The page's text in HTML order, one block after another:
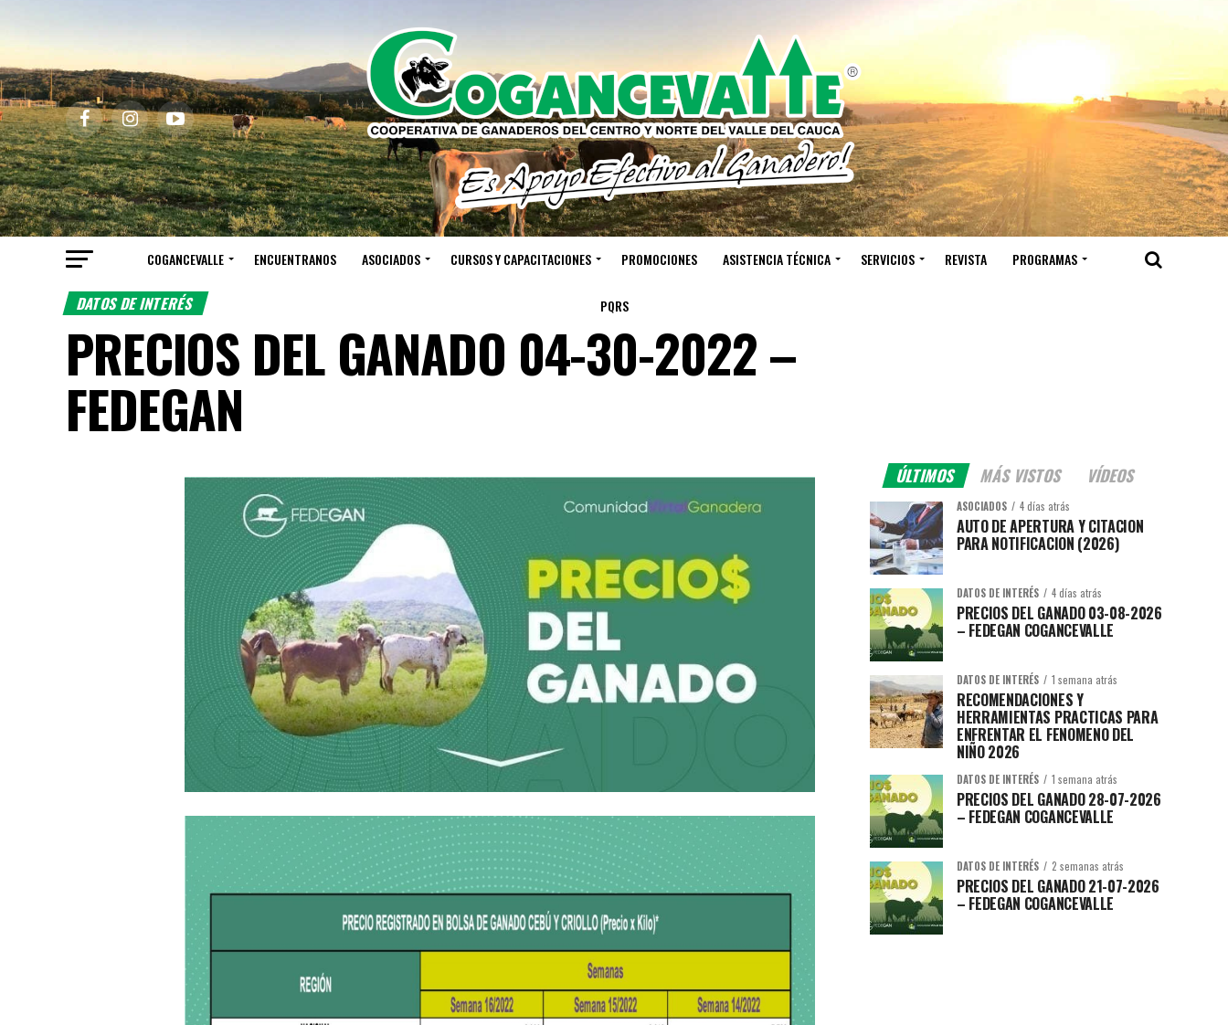
COGANCEVALLE ENCUENTRANOS ASOCIADOS CURSOS Y CAPACITACIONES PROMOCIONES ASISTENCIA TÉCNICA SERVICIOS REVISTA PROGRAMAS
PQRS
DATOS DE INTERÉS
PRECIOS DEL GANADO 04-30-2022 –
FEDEGAN
ÚLTIMOS MÁS VISTOS VÍDEOS
ASOCIADOS 4 días atrás
AUTO DE APERTURA Y CITACION
PARA NOTIFICACION (2026)
DATOS DE INTERÉS 4 días atrás
PRECIOS DEL GANADO 03-08-2026
– FEDEGAN COGANCEVALLE
DATOS DE INTERÉS 1 semana atrás
RECOMENDACIONES Y
HERRAMIENTAS PRACTICAS PARA
ENFRENTAR EL FENOMENO DEL
NIÑO 2026
DATOS DE INTERÉS 1 semana atrás
PRECIOS DEL GANADO 28-07-2026
– FEDEGAN COGANCEVALLE
DATOS DE INTERÉS 2 semanas atrás
PRECIOS DEL GANADO 21-07-2026
– FEDEGAN COGANCEVALLE